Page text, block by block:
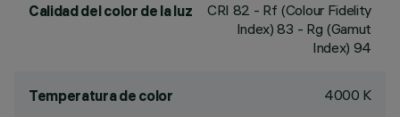
Calidad del color de la luz CRI 82 - Rf (Colour Fidelity
Index) 83 - Rg (Gamut
Index) 94
Temperatura de color 4000 K